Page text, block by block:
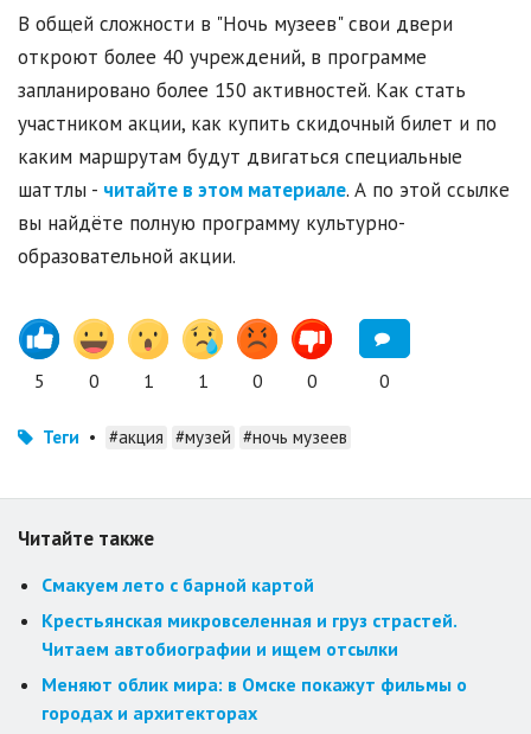
В общей сложности в "Ночь музеев" свои двери
откроют более 40 учреждений, в программе
запланировано более 150 активностей. Как стать
участником акции, как купить скидочный билет и по
каким маршрутам будут двигаться специальные
шаттлы - читайте в этом материале. А по этой ссылке
вы найдёте полную программу культурно-
образовательной акции.
5 0 1 1 0 0 0
Теги • #акция #музей #ночь музеев
Читайте также
Смакуем лето с барной картой
Крестьянская микровселенная и груз страстей.
Читаем автобиографии и ищем отсылки
Меняют облик мира: в Омске покажут фильмы о
городах и архитекторах